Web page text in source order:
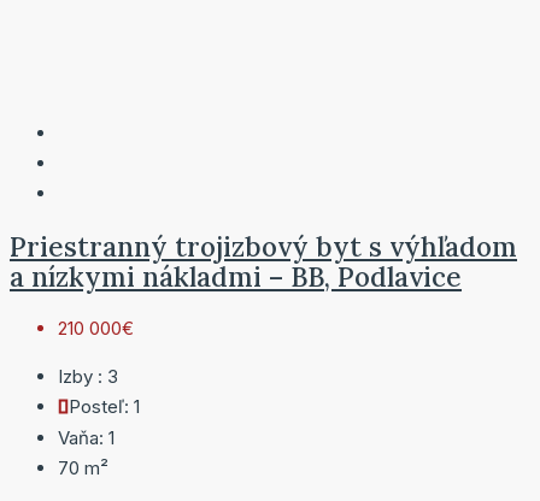
Priestranný trojizbový byt s výhľadom
a nízkymi nákladmi – BB, Podlavice
210 000€
Izby : 3
Posteľ: 1
Vaňa: 1
70 m²